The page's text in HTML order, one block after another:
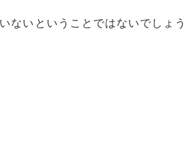
ないということではないでしょう